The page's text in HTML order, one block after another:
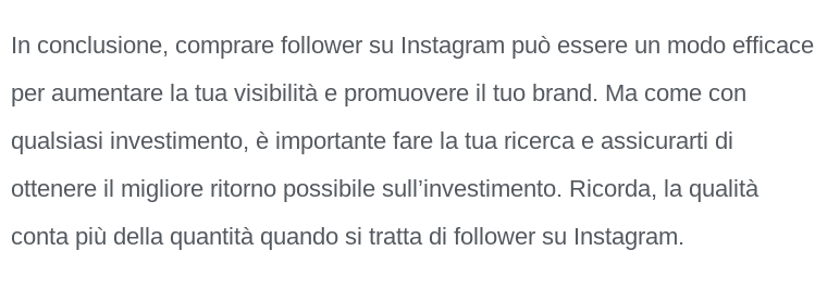
In conclusione, comprare follower su Instagram può essere un modo efficace
per aumentare la tua visibilità e promuovere il tuo brand. Ma come con
qualsiasi investimento, è importante fare la tua ricerca e assicurarti di
ottenere il migliore ritorno possibile sull’investimento. Ricorda, la qualità
conta più della quantità quando si tratta di follower su Instagram.